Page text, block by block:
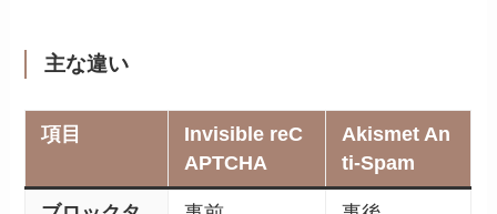
主な違い
項目
Invisible reC
APTCHA
Akismet An
ti-Spam